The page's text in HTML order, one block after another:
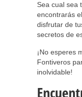
Sea cual sea
encontrarás
disfrutar de
secretos de
¡No esperes
Fontiveros
inolvidable!